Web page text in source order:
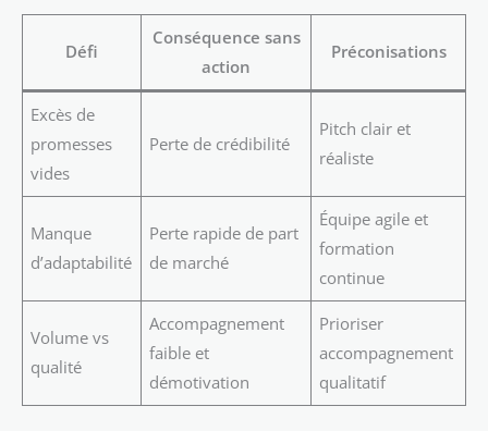
Défi
Conséquence sans
action
Préconisations
Excès de
promesses
vides
Perte de crédibilité
Pitch clair et
réaliste
Manque
d’adaptabilité
Perte rapide de part
de marché
Équipe agile et
formation
continue
Volume vs
qualité
Accompagnement
faible et
démotivation
Prioriser
accompagnement
qualitatif